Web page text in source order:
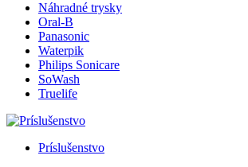
Náhradné trysky
Oral-B
Panasonic
Waterpik
Philips Sonicare
SoWash
Truelife
Príslušenstvo